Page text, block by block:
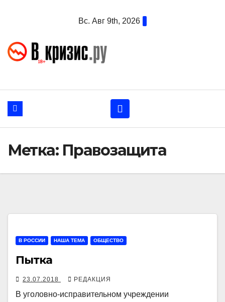
Вс. Авг 9th, 2026
Метка: Правозащита
В РОССИИ НАША ТЕМА ОБЩЕСТВО
Пытка
23.07.2018 РЕДАКЦИЯ
В уголовно-исправительном учреждении